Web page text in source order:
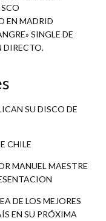
EN MADRID
SINGLE DE
DIRECTO.
SU DISCO DE
CHILE
MANUEL MAESTRE
DE LOS MEJORES
EN SU PRÓXIMA